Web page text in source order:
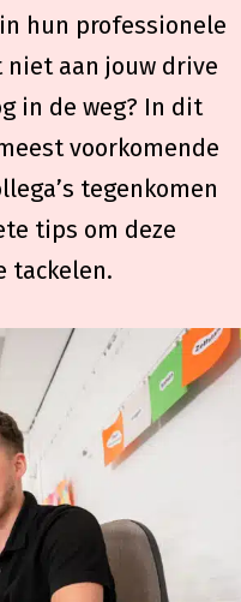
hun professionele
aan jouw drive
in de weg? In dit
voorkomende
tegenkomen
tips om deze
tackelen.